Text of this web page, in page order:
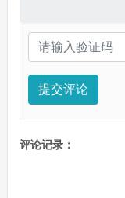
提交评论
评论记录：